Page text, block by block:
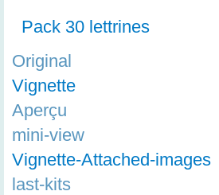
Pack 30 lettrines
Original
Vignette
Aperçu
mini-view
Vignette-Attached-images
last-kits